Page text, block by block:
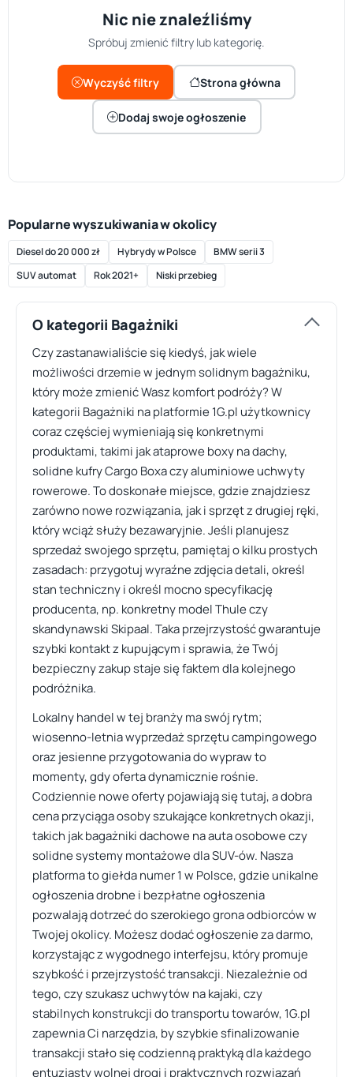
Nic nie znaleźliśmy
Spróbuj zmienić filtry lub kategorię.
Wyczyść filtry Strona główna
Dodaj swoje ogłoszenie
Popularne wyszukiwania w okolicy
Diesel do 20 000 zł Hybrydy w Polsce
BMW serii 3
SUV automat
Rok 2021+ Niski przebieg
O kategorii Bagażniki
Czy zastanawialiście się kiedyś, jak wiele
możliwości drzemie w jednym solidnym bagażniku,
który może zmienić Wasz komfort podróży? W
kategorii Bagażniki na platformie 1G.pl użytkownicy
coraz częściej wymieniają się konkretnymi
produktami, takimi jak ataprowe boxy na dachy,
solidne kufry Cargo Boxa czy aluminiowe uchwyty
rowerowe. To doskonałe miejsce, gdzie znajdziesz
zarówno nowe rozwiązania, jak i sprzęt z drugiej ręki,
który wciąż służy bezawaryjnie. Jeśli planujesz
sprzedaż swojego sprzętu, pamiętaj o kilku prostych
zasadach: przygotuj wyraźne zdjęcia detali, określ
stan techniczny i określ mocno specyfikację
producenta, np. konkretny model Thule czy
skandynawski Skipaal. Taka przejrzystość gwarantuje
szybki kontakt z kupującym i sprawia, że Twój
bezpieczny zakup staje się faktem dla kolejnego
podróżnika.
Lokalny handel w tej branży ma swój rytm;
wiosenno-letnia wyprzedaż sprzętu campingowego
oraz jesienne przygotowania do wypraw to
momenty, gdy oferta dynamicznie rośnie.
Codziennie nowe oferty pojawiają się tutaj, a dobra
cena przyciąga osoby szukające konkretnych okazji,
takich jak bagażniki dachowe na auta osobowe czy
solidne systemy montażowe dla SUV-ów. Nasza
platforma to giełda numer 1 w Polsce, gdzie unikalne
ogłoszenia drobne i bezpłatne ogłoszenia
pozwalają dotrzeć do szerokiego grona odbiorców w
Twojej okolicy. Możesz dodać ogłoszenie za darmo,
korzystając z wygodnego interfejsu, który promuje
szybkość i przejrzystość transakcji. Niezależnie od
tego, czy szukasz uchwytów na kajaki, czy
stabilnych konstrukcji do transportu towarów, 1G.pl
zapewnia Ci narzędzia, by szybkie sfinalizowanie
transakcji stało się codzienną praktyką dla każdego
entuzjasty wolnej drogi i praktycznych rozwiązań